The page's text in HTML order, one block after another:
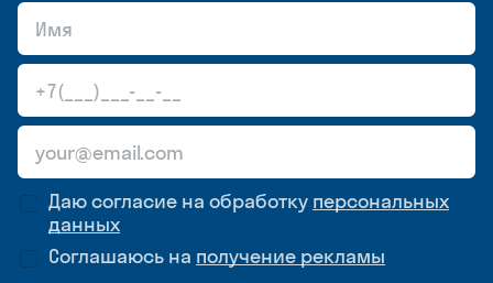
Даю согласие на обработку персональных
данных
Соглашаюсь на получение рекламы